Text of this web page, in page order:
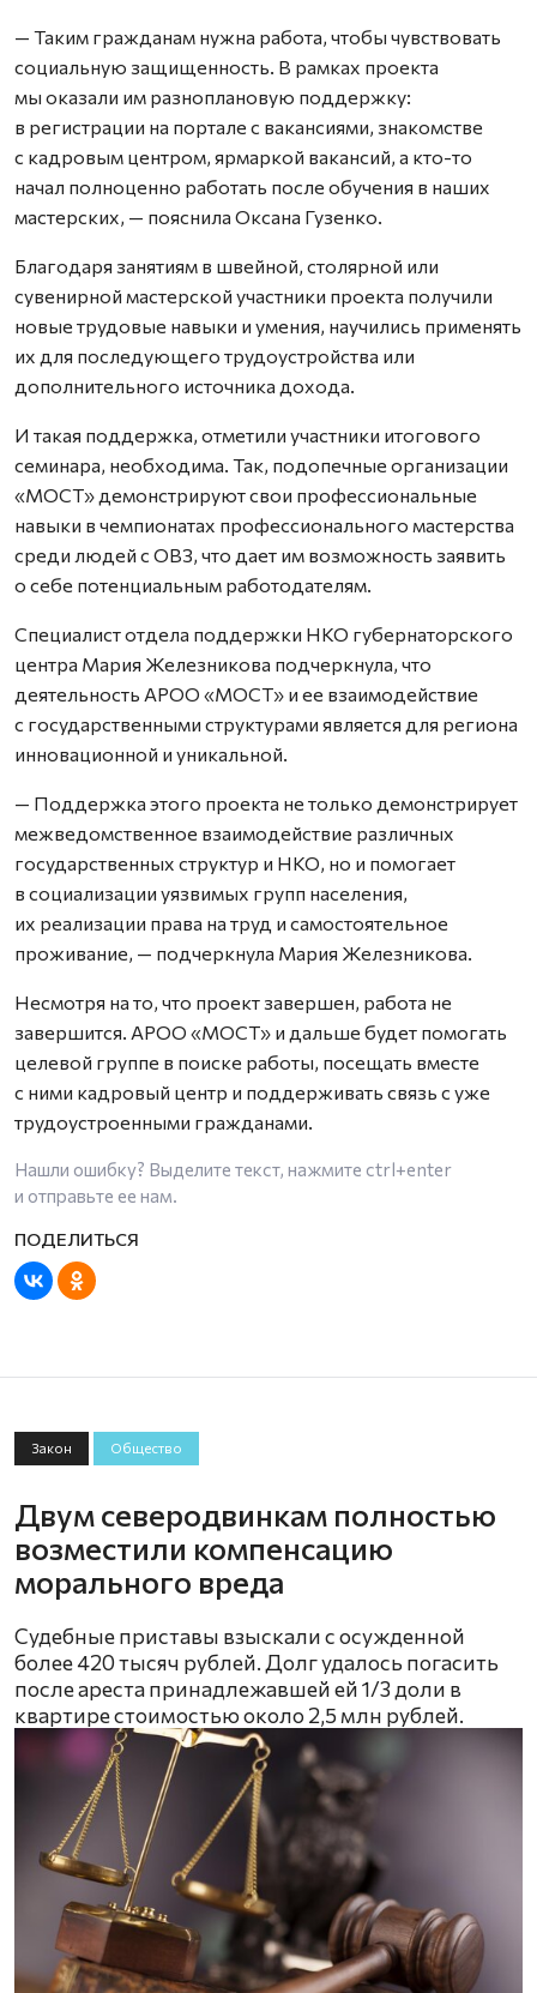
— Таким гражданам нужна работа, чтобы чувствовать
социальную защищенность. В рамках проекта
мы оказали им разноплановую поддержку:
в регистрации на портале с вакансиями, знакомстве
с кадровым центром, ярмаркой вакансий, а кто-то
начал полноценно работать после обучения в наших
мастерских, — пояснила Оксана Гузенко.
Благодаря занятиям в швейной, столярной или
сувенирной мастерской участники проекта получили
новые трудовые навыки и умения, научились применять
их для последующего трудоустройства или
дополнительного источника дохода.
И такая поддержка, отметили участники итогового
семинара, необходима. Так, подопечные организации
«МОСТ» демонстрируют свои профессиональные
навыки в чемпионатах профессионального мастерства
среди людей с ОВЗ, что дает им возможность заявить
о себе потенциальным работодателям.
Специалист отдела поддержки НКО губернаторского
центра Мария Железникова подчеркнула, что
деятельность АРОО «МОСТ» и ее взаимодействие
с государственными структурами является для региона
инновационной и уникальной.
— Поддержка этого проекта не только демонстрирует
межведомственное взаимодействие различных
государственных структур и НКО, но и помогает
в социализации уязвимых групп населения,
их реализации права на труд и самостоятельное
проживание, — подчеркнула Мария Железникова.
Несмотря на то, что проект завершен, работа не
завершится. АРОО «МОСТ» и дальше будет помогать
целевой группе в поиске работы, посещать вместе
с ними кадровый центр и поддерживать связь с уже
трудоустроенными гражданами.
Нашли ошибку? Выделите текст, нажмите ctrl+enter
и отправьте ее нам.
Закон Общество
Двум северодвинкам полностью
возместили компенсацию
морального вреда
Судебные приставы взыскали с осужденной
более 420 тысяч рублей. Долг удалось погасить
после ареста принадлежавшей ей 1/3 доли в
квартире стоимостью около 2,5 млн рублей.